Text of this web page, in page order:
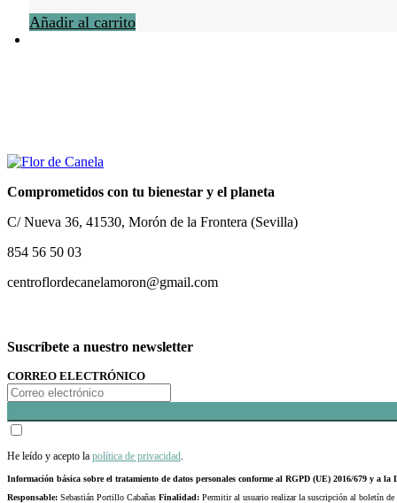
Añadir al carrito
Comprometidos con tu bienestar y el planeta
C/ Nueva 36, 41530, Morón de la Frontera (Sevilla)
854 56 50 03
centroflordecanelamoron@gmail.com
Suscríbete a nuestro newsletter
CORREO ELECTRÓNICO
He leído y acepto la política de privacidad
Información básica sobre el tratamiento de datos personales conforme al RGPD (UE) 2016/679 y a la
Responsable: Sebastián Portillo Cabañas Finalidad: Permitir al usuario realizar la suscripción al boletín